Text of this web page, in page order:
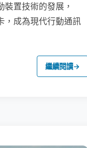
置技術的發展，
，成為現代行動通訊
繼續閱讀→